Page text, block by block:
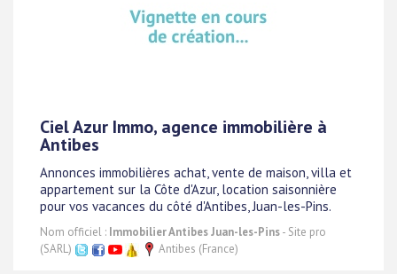
Ciel Azur Immo, agence immobilière à
Antibes
Annonces immobilières achat, vente de maison, villa et
appartement sur la Côte d'Azur, location saisonnière
pour vos vacances du côté d'Antibes, Juan-les-Pins.
Nom officiel : Immobilier Antibes Juan-les-Pins- Site pro
(SARL)
Antibes (France)